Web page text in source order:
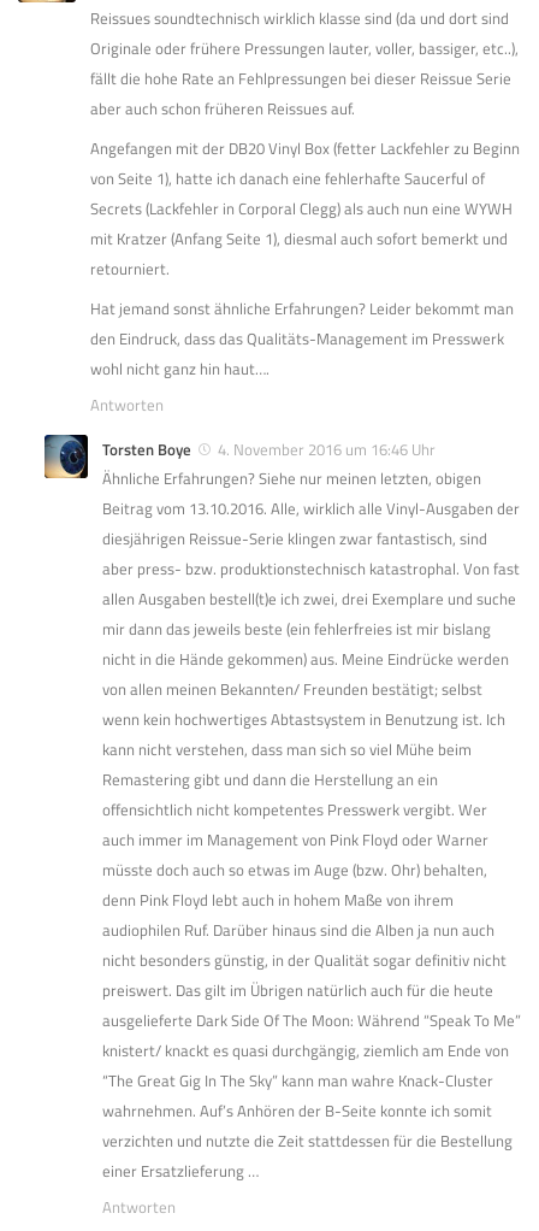
Reissues soundtechnisch wirklich klasse sind (da und dort sind
Originale oder frühere Pressungen lauter, voller, bassiger, etc..),
fällt die hohe Rate an Fehlpressungen bei dieser Reissue Serie
aber auch schon früheren Reissues auf.
Angefangen mit der DB20 Vinyl Box (fetter Lackfehler zu Beginn
von Seite 1), hatte ich danach eine fehlerhafte Saucerful of
Secrets (Lackfehler in Corporal Clegg) als auch nun eine WYWH
mit Kratzer (Anfang Seite 1), diesmal auch sofort bemerkt und
retourniert.
Hat jemand sonst ähnliche Erfahrungen? Leider bekommt man
den Eindruck, dass das Qualitäts-Management im Presswerk
wohl nicht ganz hin haut….
Antworten
Torsten Boye
4. November 2016 um 16:46 Uhr
Ähnliche Erfahrungen? Siehe nur meinen letzten, obigen
Beitrag vom 13.10.2016. Alle, wirklich alle Vinyl-Ausgaben der
diesjährigen Reissue-Serie klingen zwar fantastisch, sind
aber press- bzw. produktionstechnisch katastrophal. Von fast
allen Ausgaben bestell(t)e ich zwei, drei Exemplare und suche
mir dann das jeweils beste (ein fehlerfreies ist mir bislang
nicht in die Hände gekommen) aus. Meine Eindrücke werden
von allen meinen Bekannten/ Freunden bestätigt; selbst
wenn kein hochwertiges Abtastsystem in Benutzung ist. Ich
kann nicht verstehen, dass man sich so viel Mühe beim
Remastering gibt und dann die Herstellung an ein
offensichtlich nicht kompetentes Presswerk vergibt. Wer
auch immer im Management von Pink Floyd oder Warner
müsste doch auch so etwas im Auge (bzw. Ohr) behalten,
denn Pink Floyd lebt auch in hohem Maße von ihrem
audiophilen Ruf. Darüber hinaus sind die Alben ja nun auch
nicht besonders günstig, in der Qualität sogar definitiv nicht
preiswert. Das gilt im Übrigen natürlich auch für die heute
ausgelieferte Dark Side Of The Moon: Während “Speak To Me”
knistert/ knackt es quasi durchgängig, ziemlich am Ende von
“The Great Gig In The Sky” kann man wahre Knack-Cluster
wahrnehmen. Auf’s Anhören der B-Seite konnte ich somit
verzichten und nutzte die Zeit stattdessen für die Bestellung
einer Ersatzlieferung …
Antworten